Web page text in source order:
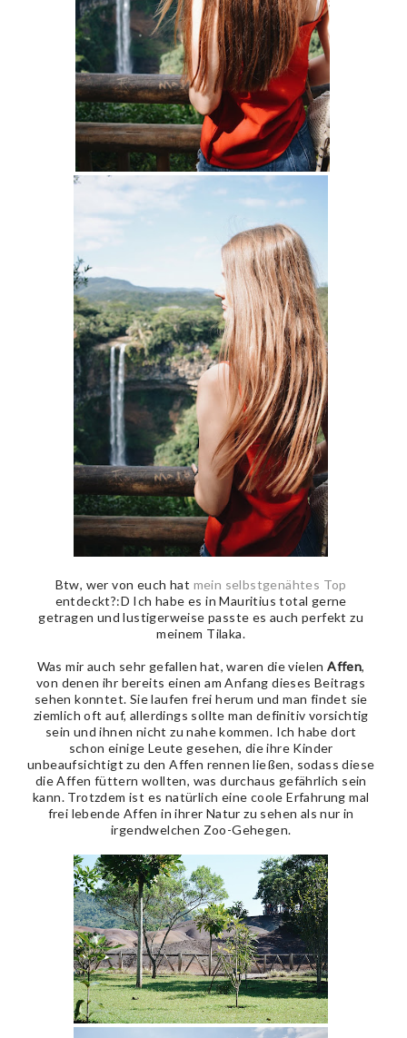
Btw, wer von euch hat mein selbstgenähtes Top
entdeckt?:D Ich habe es in Mauritius total gerne
getragen und lustigerweise passte es auch perfekt zu
meinem Tilaka.
Was mir auch sehr gefallen hat, waren die vielenAffen,
von denen ihr bereits einen am Anfang dieses Beitrags
sehen konntet. Sie laufen frei herum und man findet sie
ziemlich oft auf, allerdings sollte man definitiv vorsichtig
sein und ihnen nicht zu nahe kommen. Ich habe dort
schon einige Leute gesehen, die ihre Kinder
unbeaufsichtigt zu den Affen rennen ließen, sodass diese
die Affen füttern wollten, was durchaus gefährlich sein
kann. Trotzdem ist es natürlich eine coole Erfahrung mal
frei lebende Affen in ihrer Natur zu sehen als nur in
irgendwelchen Zoo-Gehegen.